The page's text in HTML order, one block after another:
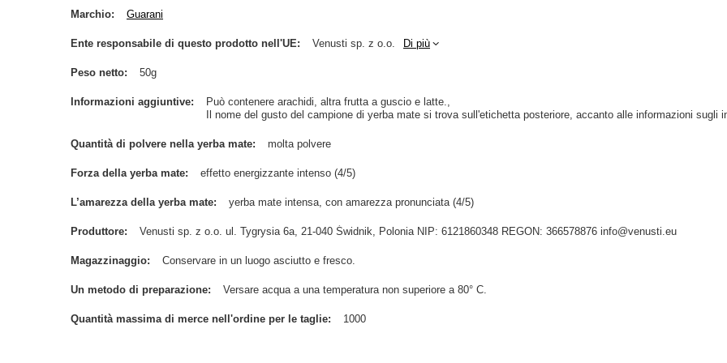
Marchio Guarani
Ente responsabile di questo prodotto nell'UE Venusti sp. z o.o. Di più
Peso netto 50g
Informazioni aggiuntive
Può contenere arachidi, altra frutta a guscio e latte.
Il nome del gusto del campione di yerba mate si trova sull'etichetta posteriore, accanto alle informazioni sugli
Quantità di polvere nella yerba mate molta polvere
Forza della yerba mate effetto energizzante intenso (4/5)
L’amarezza della yerba mate yerba mate intensa, con amarezza pronunciata (4/5)
Produttore Venusti sp. z o.o. ul. Tygrysia 6a, 21-040 Świdnik, Polonia NIP: 6121860348 REGON: 366578876 info@venusti.eu
Magazzinaggio Conservare in un luogo asciutto e fresco.
Un metodo di preparazione Versare acqua a una temperatura non superiore a 80° C.
Quantità massima di merce nell'ordine per le taglie 1000